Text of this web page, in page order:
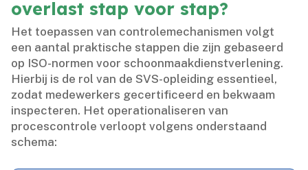
overlast stap voor stap?
Het toepassen van controlemechanismen volgt
een aantal praktische stappen die zijn gebaseerd
op ISO-normen voor schoonmaakdienstverlening.​
Hierbij is de rol van de SVS-opleiding essentieel,
zodat medewerkers gecertificeerd en bekwaam
inspecteren.​ Het operationaliseren van
procescontrole verloopt volgens onderstaand
schema: